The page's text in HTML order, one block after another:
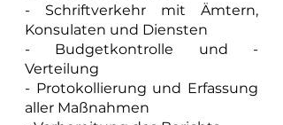
- Schriftverkehr mit Ämtern,
Konsulaten und Diensten
- Budgetkontrolle und -
Verteilung
- Protokollierung und Erfassung
aller Maßnahmen